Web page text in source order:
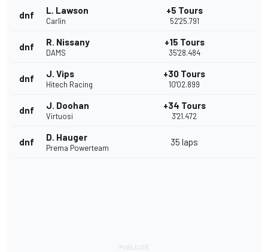
dnf L. Lawson
Carlin
+5 Tours
52'25.791
dnf R. Nissany
DAMS
+15 Tours
35'28.484
dnf J. Vips
Hitech Racing
+30 Tours
10'02.899
dnf J. Doohan
Virtuosi
+34 Tours
3'21.472
dnf D. Hauger
Prema Powerteam
35 laps